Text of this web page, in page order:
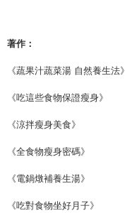
著作：
《蔬果汁蔬菜湯 自然養生法》
《吃這些食物保證瘦身》
《涼拌瘦身美食》
《全食物瘦身密碼》
《電鍋燉補養生湯》
《吃對食物坐好月子》